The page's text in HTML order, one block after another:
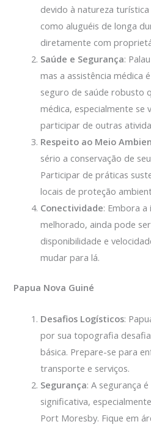
devido à natureza
como aluguéis de longa
diretamente com
Saúde e Segurança:
mas a assistência médica
seguro de saúde robusto
médica, especialmente se
participar de outras
Respeito ao Meio
sério a conservação de
Participar de práticas
locais de proteção
Conectividade: Embora
melhorado, ainda pode
disponibilidade e
mudar para lá.
Papua Nova Guiné
Desafios Logísticos:
por sua topografia
básica. Prepare-se para
transporte e serviços.
Segurança: A segurança
significativa,
Port Moresby. Fique em